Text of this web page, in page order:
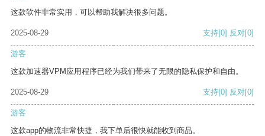
这款软件非常实用，可以帮助我解决很多问题。
2025-08-29 支持[0] 反对[0]
游客
这款加速器VPM应用程序已经为我们带来了无限的隐私保护和自由。
2025-08-29 支持[0] 反对[0]
游客
这款app的物流非常快捷，我下单后很快就能收到商品。